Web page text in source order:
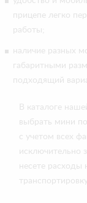
прицепе легко
работы;
наличие разных
габаритными
подходящий
В каталоге
выбрать мини
с учетом всех
исключительно
несете расходы